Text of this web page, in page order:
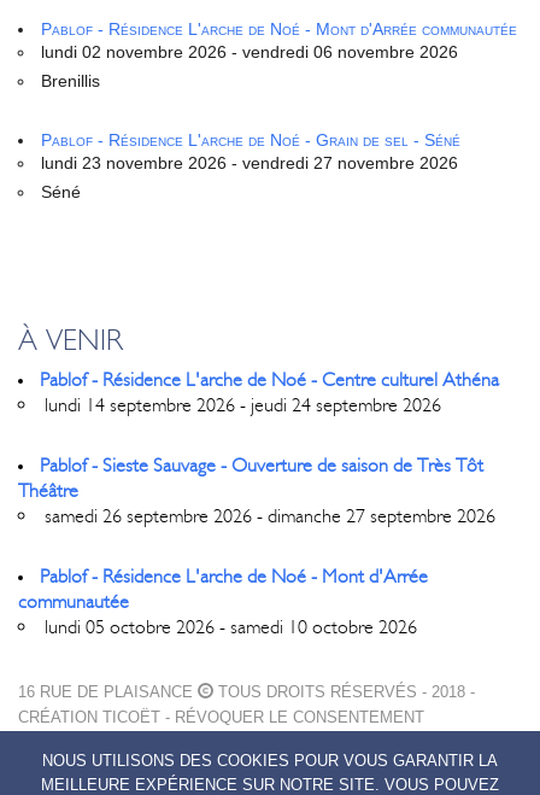
Pablof - Résidence L'arche de Noé - Mont d'Arrée communautée
lundi 02 novembre 2026 - vendredi 06 novembre 2026
Brenillis
Pablof - Résidence L'arche de Noé - Grain de sel - Séné
lundi 23 novembre 2026 - vendredi 27 novembre 2026
Séné
À VENIR
Pablof - Résidence L'arche de Noé - Centre culturel Athéna
lundi 14 septembre 2026 - jeudi 24 septembre 2026
Pablof - Sieste Sauvage - Ouverture de saison de Très Tôt
Théâtre
samedi 26 septembre 2026 - dimanche 27 septembre 2026
Pablof - Résidence L'arche de Noé - Mont d'Arrée
communautée
lundi 05 octobre 2026 - samedi 10 octobre 2026
16 RUE DE PLAISANCE
TOUS DROITS RÉSERVÉS - 2018 -
CRÉATION TICOËT - RÉVOQUER LE CONSENTEMENT
MENTIONS LÉGALES
POLITIQUE DE CONFIDENTIALITÉ
NOUS UTILISONS DES COOKIES POUR VOUS GARANTIR LA
MEILLEURE EXPÉRIENCE SUR NOTRE SITE. VOUS POUVEZ